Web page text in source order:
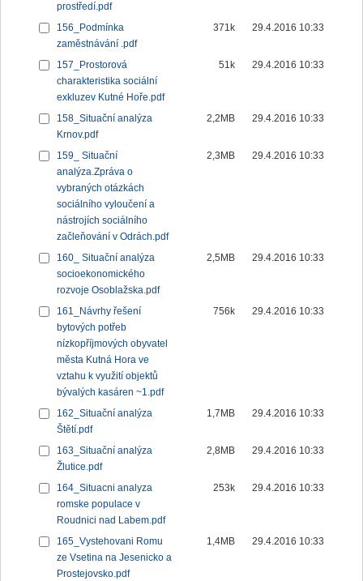
prostředí.pdf
156_Podmínka
zaměstnávání .pdf
371k 29.4.2016 10:33
157_Prostorová
charakteristika sociální
exkluzev Kutné Hoře.pdf
51k 29.4.2016 10:33
158_Situační analýza
Krnov.pdf
2,2MB 29.4.2016 10:33
159_ Situační
analýza.Zpráva o
vybraných otázkách
sociálního vyloučení a
nástrojích sociálního
začleňování v Odrách.pdf
2,3MB 29.4.2016 10:33
160_ Situační analýza
socioekonomického
rozvoje Osoblažska.pdf
2,5MB 29.4.2016 10:33
161_Návrhy řešení
bytových potřeb
nízkopříjmových obyvatel
města Kutná Hora ve
vztahu k využití objektů
bývalých kasáren ~1.pdf
756k 29.4.2016 10:33
162_Situační analýza
Štětí.pdf
1,7MB 29.4.2016 10:33
163_Situační analýza
Žlutice.pdf
2,8MB 29.4.2016 10:33
164_Situacni analyza
romske populace v
Roudnici nad Labem.pdf
253k 29.4.2016 10:33
165_Vystehovani Romu
ze Vsetina na Jesenicko a
Prostejovsko.pdf
1,4MB 29.4.2016 10:33